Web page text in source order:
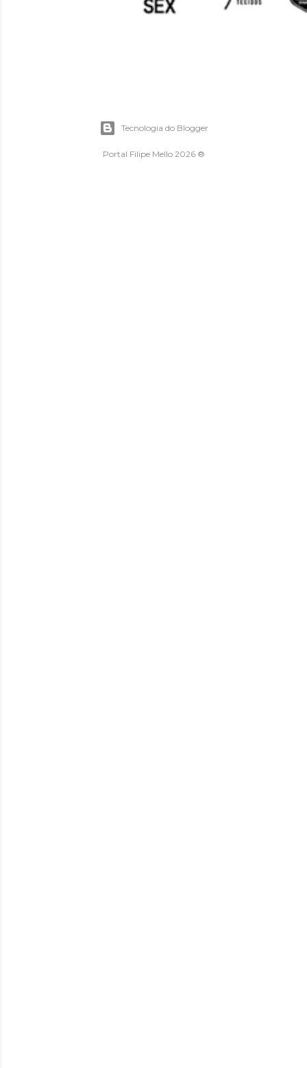
Tecnologia do Blogger
Portal Filipe Mello 2026 ®